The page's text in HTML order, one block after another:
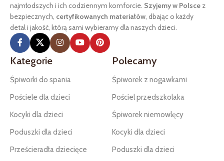
najmłodszych i ich codziennym komforcie. Szyjemy w Polsce z
bezpiecznych, certyfikowanych materiałów, dbając o każdy
detal i jakość, którą sami wybieramy dla naszych dzieci.
Kategorie
Śpiworki do spania
Pościele dla dzieci
Kocyki dla dzieci
Poduszki dla dzieci
Prześcieradła dziecięce
Polecamy
Śpiworek z nogawkami
Pościel przedszkolaka
Śpiworek niemowlęcy
Kocyki dla dzieci
Poduszki dla dzieci